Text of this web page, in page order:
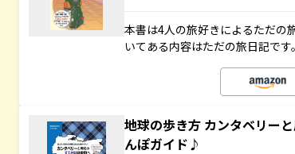
本書は4人の旅好きによるただの
いてある内容はただの旅日記です。
地球の歩き方 カンタベリー
んぽガイド♪